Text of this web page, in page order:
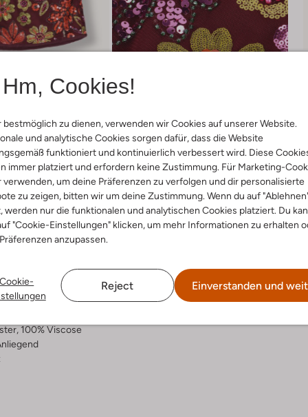
Hm, Cookies!
bestmöglich zu dienen, verwenden wir Cookies auf unserer Website.
und analytische Cookies sorgen dafür, dass die Website
funktioniert und kontinuierlich verbessert wird. Diese
immer platziert und erfordern keine Zustimmung. Für Marketing-
verwenden, um deine Präferenzen zu verfolgen und dir personalisierte
zu zeigen, bitten wir um deine Zustimmung. Wenn du auf
werden nur die funktionalen und analytischen Cookies platziert. Du
"Cookie-Einstellungen" klicken, um mehr Informationen zu erhalten
anzupassen.
Cookie-
Reject Einverstanden und
Lieferung & Rückgabe
&
Viskose
100% Viscose